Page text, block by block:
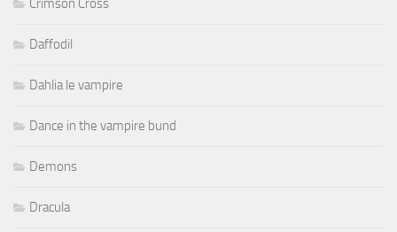
Crimson Cross
Daffodil
Dahlia le vampire
Dance in the vampire bund
Demons
Dracula